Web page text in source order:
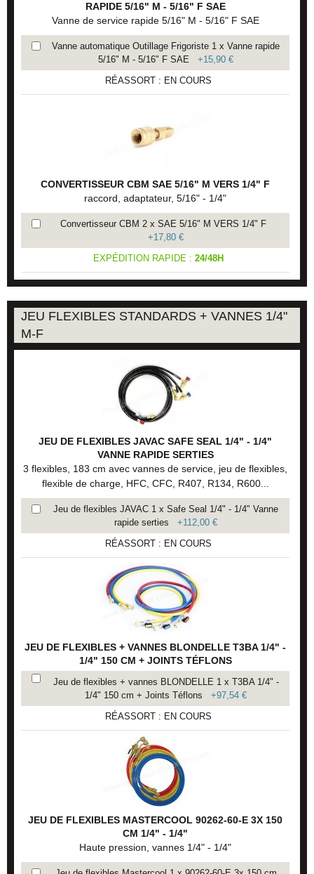
RAPIDE 5/16" M - 5/16" F SAE
Vanne de service rapide 5/16" M - 5/16" F SAE
Vanne automatique Outillage Frigoriste 1 x Vanne rapide
5/16" M - 5/16" F SAE +15,90 €
RÉASSORT : EN COURS
CONVERTISSEUR CBM SAE 5/16" M VERS 1/4" F
raccord, adaptateur, 5/16" - 1/4"
Convertisseur CBM 2 x SAE 5/16" M VERS 1/4" F
+17,80 €
EXPÉDITION RAPIDE : 24/48H
JEU FLEXIBLES STANDARDS + VANNES 1/4"
M-F
JEU DE FLEXIBLES JAVAC SAFE SEAL 1/4" - 1/4"
VANNE RAPIDE SERTIES
3 flexibles, 183 cm avec vannes de service, jeu de flexibles,
flexible de charge, HFC, CFC, R407, R134, R600...
Jeu de flexibles JAVAC 1 x Safe Seal 1/4" - 1/4" Vanne
rapide serties +112,00 €
RÉASSORT : EN COURS
JEU DE FLEXIBLES + VANNES BLONDELLE T3BA 1/4" -
1/4" 150 CM + JOINTS TÉFLONS
Jeu de flexibles + vannes BLONDELLE 1 x T3BA 1/4" -
1/4" 150 cm + Joints Téflons +97,54 €
RÉASSORT : EN COURS
JEU DE FLEXIBLES MASTERCOOL 90262-60-E 3X 150
CM 1/4" - 1/4"
Haute pression, vannes 1/4" - 1/4"